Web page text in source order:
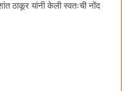
ठाकूर यांनी केली स्वतःची नोंद